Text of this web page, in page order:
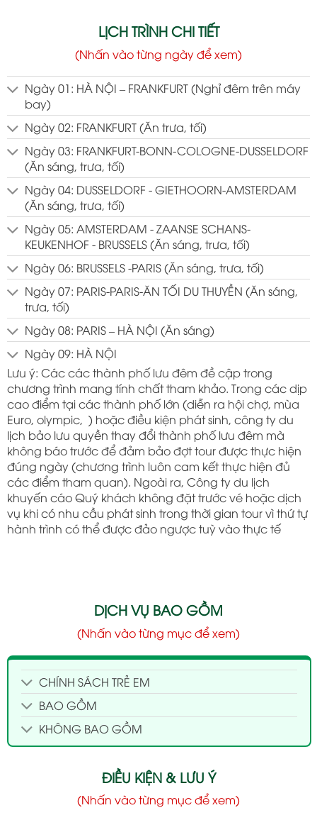
LỊCH TRÌNH CHI TIẾT
(Nhấn vào từng ngày để xem)
Ngày 01: HÀ NỘI – FRANKFURT (Nghỉ đêm trên máy
bay)
Ngày 02: FRANKFURT (Ăn trưa, tối)
Ngày 03: FRANKFURT-BONN-COLOGNE-DUSSELDORF
(Ăn sáng, trưa, tối)
Ngày 04: DUSSELDORF - GIETHOORN-AMSTERDAM
(Ăn sáng, trưa, tối)
Ngày 05: AMSTERDAM - ZAANSE SCHANS-
KEUKENHOF - BRUSSELS (Ăn sáng, trưa, tối)
Ngày 06: BRUSSELS -PARIS (Ăn sáng, trưa, tối)
Ngày 07: PARIS-PARIS-ĂN TỐI DU THUYỀN (Ăn sáng,
trưa, tối)
Ngày 08: PARIS – HÀ NỘI (Ăn sáng)
Ngày 09: HÀ NỘI
Lưu ý: Các các thành phố lưu đêm đề cập trong
chương trình mang tính chất tham khảo. Trong các dịp
cao điểm tại các thành phố lớn (diễn ra hội chợ, mùa
Euro, olympic, ) hoặc điều kiện phát sinh, công ty du
lịch bảo lưu quyền thay đổi thành phố lưu đêm mà
không báo trước để đảm bảo đợt tour được thực hiện
đúng ngày (chương trình luôn cam kết thực hiện đủ
các điểm tham quan). Ngoài ra, Công ty du lịch
khuyến cáo Quý khách không đặt trước vé hoặc dịch
vụ khi có nhu cầu phát sinh trong thời gian tour vì thứ tự
hành trình có thể được đảo ngược tuỳ vào thực tế
DỊCH VỤ BAO GỒM
(Nhấn vào từng mục để xem)
CHÍNH SÁCH TRẺ EM
BAO GỒM
KHÔNG BAO GỒM
ĐIỀU KIỆN & LƯU Ý
(Nhấn vào từng mục để xem)